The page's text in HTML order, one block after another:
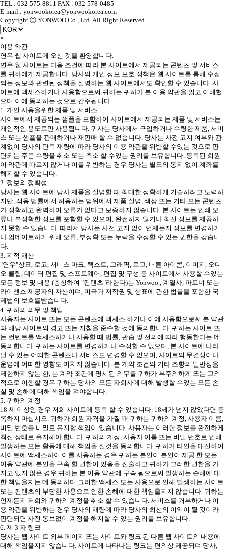
TEL : 032-575-8811 FAX : 032-578-0485
E-mail : yonwookorea@yonwookorea.com
Copyright ⓒ YONWOO Co., Ltd. All Right Reserved.
×
이용 약관
연우 웹 사이트에 오신 것을 환영합니다.
연우 웹 사이트는 다음 조건에 따라 본 사이트에서 제공되는 콘텐츠 및 서비스
를 귀하에게 제공합니다. 당사의 개인 정보 보호 정책은 웹 사이트를 통해 수집
되는 정보와 관련된 정책을 설명하는 웹 사이트에서도 확인할 수 있습니다. 사
이트에 액세스하거나 사용함으로써 귀하는 귀하가 본 이용 약관을 읽고 이해했
으며 이에 동의하는 것으로 간주됩니다.
1. 개인 사용을위한 제품 및 서비스
사이트에서 제공되는 샘플을 포함하여 사이트에서 제공되는 제품 및 서비스는
개인적인 용도로만 사용됩니다. 귀사는 당사에서 구입하거나 수령한 제품, 서비
스 또는 샘플을 판매하거나 재판매 할 수 없습니다. 당사는 사전 고지 여부와 관
계없이 당사의 단독 재량에 따라 당사의 이용 약관을 위반할 수있는 것으로 판
단되는 주문 수량을 취소 또는 축소 할 수있는 권리를 보유합니다. 등록된 회원
이 약관에 따르지 않거나 이를 위반하는 경우 당사는 별도의 통지 없이 계좌를
해지할 수 있습니다.
2. 정보의 정확성
당사는 웹 사이트에 당사 제품을 설명할 때 최대한 정확하게 기술하려고 노력하
지만, 적용 법률에서 허용하는 범위에서 제품 설명, 색상 또는 기타 모든 콘텐츠
가 정확하고 완벽하며 오류가 없다고 보증하지 않습니다. 본 사이트는 인쇄 오
류나 부정확한 정보를 포함할 수 있으며, 완전하지 않거나 최신 정보를 제공하
지 못할 수 있습니다. 따라서 당사는 사전 고지 없이 언제든지 정보를 변경하거
나 업데이트하기 위해 오류, 부정확 또는 누락을 수정할 수 있는 권한을 갖습니
다.
3. 지적 재산
"연우"상표, 로고, 서비스 마크, 텍스트, 그래픽, 로고, 버튼 아이콘, 이미지, 오디
오 클립, 데이터 편집 및 소프트웨어, 편집 및 구성 등 사이트에서 사용할 수있는
모든 정보 및 내용 (총칭하여 "컨텐츠"라한다)는 Yonwoo., 계열사, 파트너 또는
라이센스 제공자의 자산이며, 미국과 저작권 및 상표에 관한 법률을 포함한 국
제법의 보호를받습니다.
4. 귀하의 의무 및 책임
사용자는 사이트 또는 모든 콘텐츠에 액세스 하거나 이에 사용함으로써 본 약관
과 해당 사이트의 경고 또는 지침을 준수할 것에 동의합니다. 귀하는 사이트 또
는 컨텐트를 액세스하거나 사용할 때 법률, 관습 및 선의에 따라 행동한다는 데
동의합니다. 귀하는 사이트를 변경하거나 수정할 수 없으며, 본 사이트에 나타
날 수 있는 어떠한 콘텐츠나 서비스도 변경할 수 없으며, 사이트의 무결성이나
운영에 어떠한 영향도 미치지 않습니다. 본 계약 조건의 기타 조항의 일반성을
제한하지 않는 한, 본 계약 조건에 명시된 의무를 귀하가 부주의하게 또는 고의
적으로 이행할 경우 귀하는 당사의 모든 자회사에 대해 발생할 수있는 모든 손
실 및 손해에 대해 책임을 져야합니다.
5. 귀하의 계정
18 세 이상인 경우 저희 사이트에 등록 할 수 있습니다. 18세가 넘지 않았다면 등
록하지 마십시오. 귀하가 회원 자격을 가질 때 귀하는 귀하의 계정, 사용자 이름,
비밀 번호를 비밀로 유지할 책임이 있습니다. 사용자는 이러한 정보를 완전하게
최신 상태로 유지해야 합니다. 귀하의 계정, 사용자 이름 또는 비밀 번호로 인해
발생하는 모든 활동에 대해 책임을 질것을 동의합니다. 귀하가 타인을 대신하여
사이트에 액세스하여 이를 사용하는 경우 귀하는 본인이 본인이 제공 한 모든
이용 약관에 본인을 구속 할 권한이 있음을 진술하고 귀하가 그러한 권한을 가
지고 있지 않은 경우 귀하는 본 이용 약관에 구속 됨으로써 발생하는 손해에 대
한 책임을지는 데 동의하며 그러한 액세스 또는 사용으로 인해 발생하는 사이트
또는 컨텐츠의 부당한 사용으로 인한 손해에 대한 책임을지지 않습니다. 귀하는
언제든지 저희와 귀하의 계정을 취소 할 수 있습니다. 서비스를 거부하거나 이
용 약관을 위반하는 경우 당사의 재량에 따라 당사의 최선의 이익이 될 것이라
판단되면 사전 통보없이 계정을 해지할 수 있는 권리를 보유합니다.
6. 제 3 자 링크
당사는 웹 사이트 외부 페이지 또는 사이트와 링크 된 다른 웹 사이트의 내용에
대해 책임을지지 않습니다. 사이트에 나타나는 링크는 편의상 제공되며 당사,